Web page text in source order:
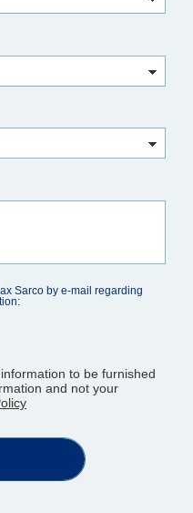
Sarco by e-mail regarding
to be furnished
and not your